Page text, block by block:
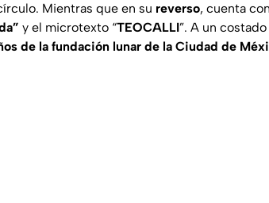
Mientras que en su reverso, cuenta
y el microtexto “TEOCALLI”. A un
de la fundación lunar de la Ciudad de